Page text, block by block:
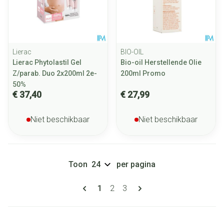
Lierac
Lierac Phytolastil Gel
Z/parab. Duo 2x200ml 2e-
50%
€ 37,40
Niet beschikbaar
BIO-OIL
Bio-oil Herstellende Olie
200ml Promo
€ 27,99
Niet beschikbaar
Pagina's
U lees momenteel pagina
1 Pagina
2 Pagina
3
Toon per pagina